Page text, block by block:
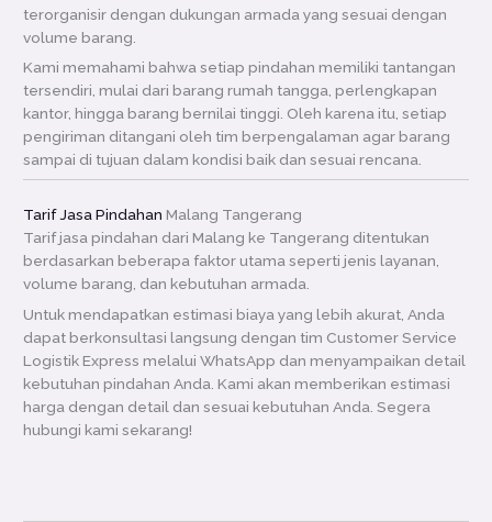
terorganisir dengan dukungan armada yang sesuai dengan
volume barang.
Kami memahami bahwa setiap pindahan memiliki tantangan
tersendiri, mulai dari barang rumah tangga, perlengkapan
kantor, hingga barang bernilai tinggi. Oleh karena itu, setiap
pengiriman ditangani oleh tim berpengalaman agar barang
sampai di tujuan dalam kondisi baik dan sesuai rencana.
Tarif Jasa Pindahan Malang Tangerang
Tarif jasa pindahan dari Malang ke Tangerang ditentukan
berdasarkan beberapa faktor utama seperti jenis layanan,
volume barang, dan kebutuhan armada.
Untuk mendapatkan estimasi biaya yang lebih akurat, Anda
dapat berkonsultasi langsung dengan tim Customer Service
Logistik Express melalui WhatsApp dan menyampaikan detail
kebutuhan pindahan Anda. Kami akan memberikan estimasi
harga dengan detail dan sesuai kebutuhan Anda. Segera
hubungi kami sekarang!